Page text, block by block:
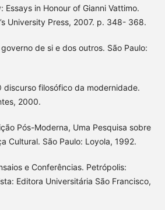
Essays in Honour of Gianni Vattimo.
University Press, 2007. p. 348- 368.
de si e dos outros. São Paulo:
discurso filosófico da modernidade.
2000.
Pós-Moderna, Uma Pesquisa sobre
Cultural. São Paulo: Loyola, 1992.
e Conferências. Petrópolis:
Editora Universitária São Francisco,